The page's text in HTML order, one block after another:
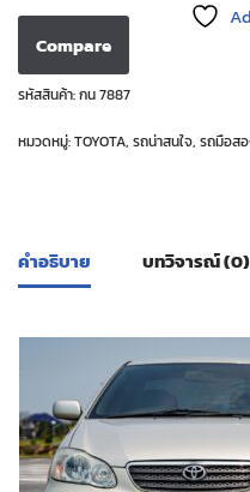
Compare
รหัสสินค้า:กน 7887
หมวดหมู่:TOYOTA, รถน่าสนใจ, รถมือส
คำอธิบาย บทวิจารณ์ (0)